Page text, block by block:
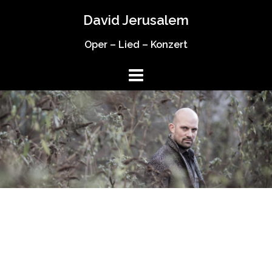
David Jerusalem
Oper – Lied – Konzert